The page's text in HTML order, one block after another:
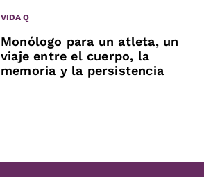
VIDA Q
Monólogo para un atleta, un
viaje entre el cuerpo, la
memoria y la persistencia